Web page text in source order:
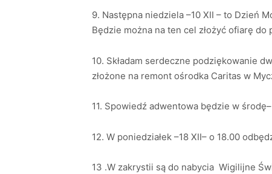
9. Następna niedziela –10 XII – to Dzień
Będzie można na ten cel złożyć ofiarę do
10. Składam serdeczne podziękowanie
złożone na remont ośrodka Caritas w
11. Spowiedź adwentowa będzie w
12. W poniedziałek –18 XII– o 18.00
13 .W zakrystii są do nabycia Wigilijne